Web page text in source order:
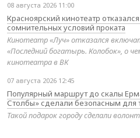
08 августа 2026 11:00
Красноярский кинотеатр
сомнительных условий проката
Кинотеатр «Луч» отказался
«Последний богатырь. Колобок», о
кинотеатра в ВК
07 августа 2026 12:45
Популярный маршрут до скалы
Столбы» сделали безопасным для
Такой подарок городу сделали